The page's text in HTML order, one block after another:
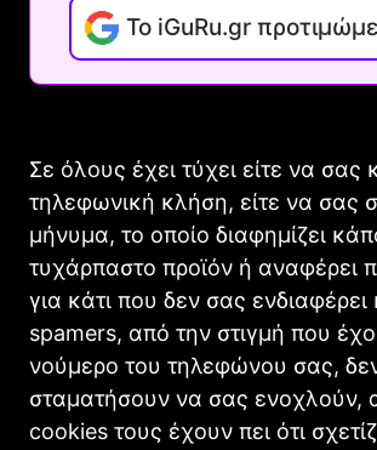
Το iGuRu.gr
Σε όλους έχει τύχει είτε να σας
τηλεφωνική κλήση, είτε να σας
μήνυμα, το οποίο διαφημίζει
τυχάρπαστο προϊόν ή αναφέρει
για κάτι που δεν σας
spamers, από την στιγμή που
νούμερο του τηλεφώνου σας,
σταματήσουν να σας ενοχλούν,
cookies τους έχουν πει ότι